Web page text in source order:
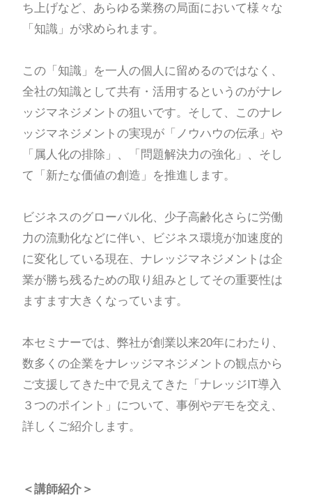
ち上げなど、あらゆる業務の局面において様々な
「知識」が求められます。
この「知識」を一人の個人に留めるのではなく、
全社の知識として共有・活用するというのがナレ
ッジマネジメントの狙いです。そして、このナレ
ッジマネジメントの実現が「ノウハウの伝承」や
「属人化の排除」、「問題解決力の強化」、そし
て「新たな価値の創造」を推進します。
ビジネスのグローバル化、少子高齢化さらに労働
力の流動化などに伴い、ビジネス環境が加速度的
に変化している現在、ナレッジマネジメントは企
業が勝ち残るための取り組みとしてその重要性は
ますます大きくなっています。
本セミナーでは、弊社が創業以来20年にわたり、
数多くの企業をナレッジマネジメントの観点から
ご支援してきた中で見えてきた「ナレッジIT導入
３つのポイント」について、事例やデモを交え、
詳しくご紹介します。
＜講師紹介＞